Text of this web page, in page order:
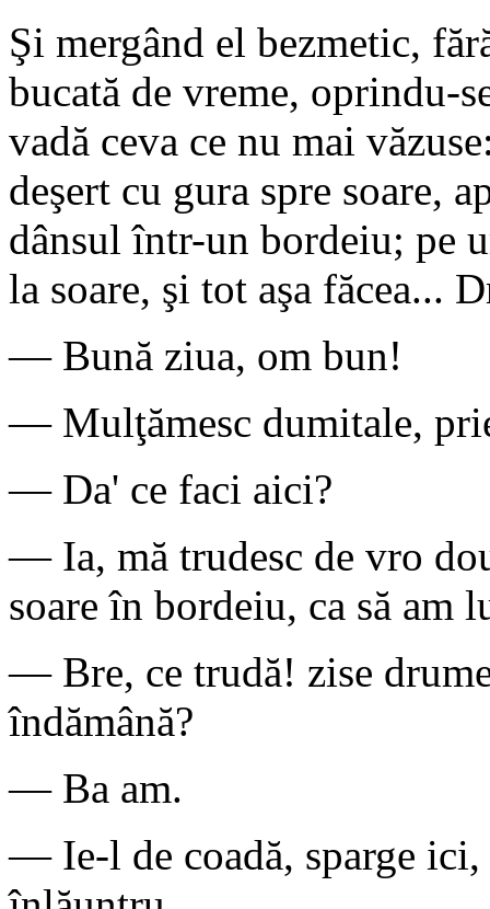
Şi mergând el bezmetic,
bucată de vreme, oprindu-
vadă ceva ce nu mai
deşert cu gura spre soare,
dânsul într-un bordeiu; pe
la soare, şi tot aşa făcea...
— Bună ziua, om bun!
— Mulţămesc dumitale,
— Da' ce faci aici?
— Ia, mă trudesc de vro
soare în bordeiu, ca să am
— Bre, ce trudă! zise
îndămână?
— Ba am.
— Ie-l de coadă, sparge